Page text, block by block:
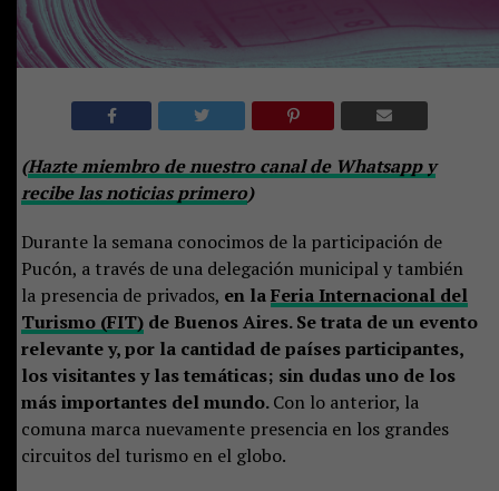
(Hazte miembro de nuestro canal de Whatsapp y
recibe las noticias primero)
Durante la semana conocimos de la participación de
Pucón, a través de una delegación municipal y también
la presencia de privados, en laFeria Internacional del
Turismo (FIT)de Buenos Aires. Se trata de un evento
relevante y, por la cantidad de países participantes,
los visitantes y las temáticas; sin dudas uno de los
más importantes del mundo.Con lo anterior, la
comuna marca nuevamente presencia en los grandes
circuitos del turismo en el globo.